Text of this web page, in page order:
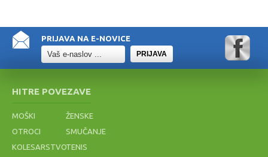
PRIJAVA NA E-NOVICE
PRIJAVA
HITRE POVEZAVE
MOŠKI
ŽENSKE
OTROCI
SMUČANJE
KOLESARSTVOTENIS